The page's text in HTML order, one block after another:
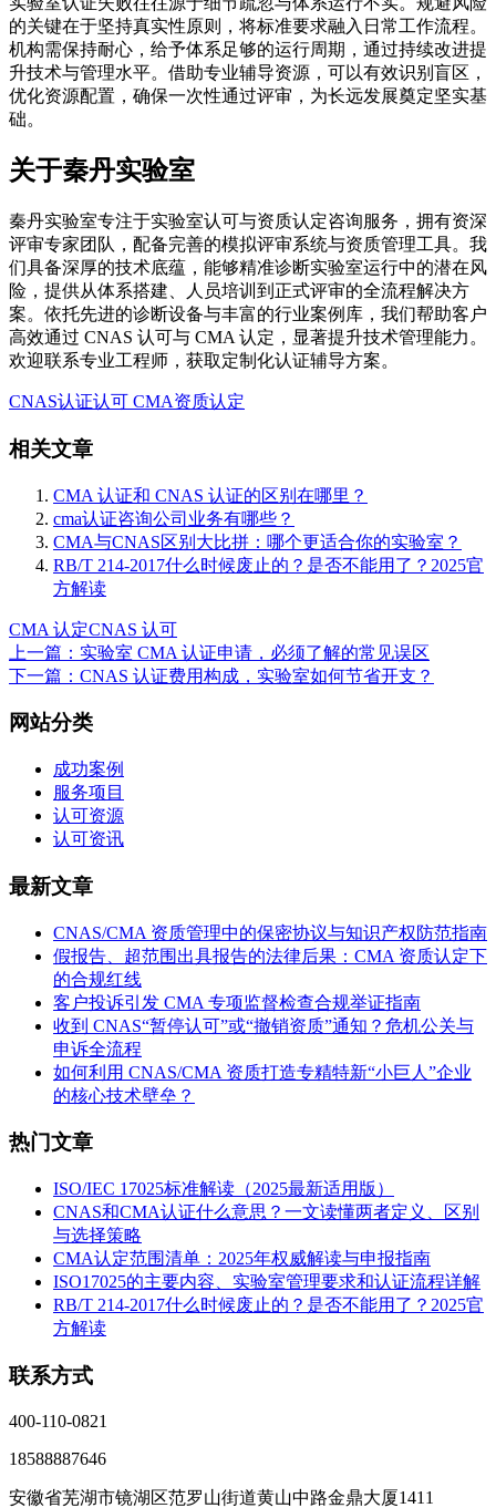
的关键在于坚持真实性原则，将标准要求融入日常工作流程。
机构需保持耐心，给予体系足够的运行周期，通过持续改进提
升技术与管理水平。借助专业辅导资源，可以有效识别盲区，
优化资源配置，确保一次性通过评审，为长远发展奠定坚实基
础。
关于秦丹实验室
秦丹实验室专注于实验室认可与资质认定咨询服务，拥有资深
评审专家团队，配备完善的模拟评审系统与资质管理工具。我
们具备深厚的技术底蕴，能够精准诊断实验室运行中的潜在风
险，提供从体系搭建、人员培训到正式评审的全流程解决方
案。依托先进的诊断设备与丰富的行业案例库，我们帮助客户
高效通过 CNAS 认可与 CMA 认定，显著提升技术管理能力。
欢迎联系专业工程师，获取定制化认证辅导方案。
CNAS认证认可 CMA资质认定
相关文章
CMA 认证和 CNAS 认证的区别在哪里？
cma认证咨询公司业务有哪些？
CMA与CNAS区别大比拼：哪个更适合你的实验室？
RB/T 214-2017什么时候废止的？是否不能用了？2025官
方解读
CMA 认定CNAS 认可
上一篇：实验室 CMA 认证申请，必须了解的常见误区
下一篇：CNAS 认证费用构成，实验室如何节省开支？
网站分类
成功案例
服务项目
认可资源
认可资讯
最新文章
CNAS/CMA 资质管理中的保密协议与知识产权防范指南
假报告、超范围出具报告的法律后果：CMA 资质认定下
的合规红线
客户投诉引发 CMA 专项监督检查合规举证指南
收到 CNAS“暂停认可”或“撤销资质”通知？危机公关与
申诉全流程
如何利用 CNAS/CMA 资质打造专精特新“小巨人”企业
的核心技术壁垒？
热门文章
ISO/IEC 17025标准解读（2025最新适用版）
CNAS和CMA认证什么意思？一文读懂两者定义、区别
与选择策略
CMA认定范围清单：2025年权威解读与申报指南
ISO17025的主要内容、实验室管理要求和认证流程详解
RB/T 214-2017什么时候废止的？是否不能用了？2025官
方解读
联系方式
400-110-0821
18588887646
安徽省芜湖市镜湖区范罗山街道黄山中路金鼎大厦1411